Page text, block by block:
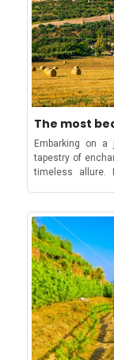
The most
visiting
Embarking on a journey through the heart of Italy unveils a tapestry of enchanting villages, each with its unique charm and timeless allure. In the picturesque region of Umbria, where medieval streets wind through rolling hills and historic architecture stand as a testament to centuries past, the quest for the most beautiful villages becomes a captivating odyssey. Below, we have found the hidden gems, the quaint corners, and the cultural treasures that define the most enchanting villages to visit in Umbria! 1. AssisiAn idyllic view of the hilltop village of Assisi East of Perugia lies the hilltop town of Assisi, the birthplace of Saint Francis, the patron saint of animals and the environment. Its must-see Basilica di San Francesco, constructed between 1228 and 1253, is a significant Christian pilgrimage site. Assisi also has the well-preserved Roman Temple of Minerva from the 1st century for those who’d like to venture into ancient times! Not only that, this UNESCO World Heritage site with stunning medieval architecture, narrow streets, and panoramic views is also quite the charmer for nature lovers with the nearby Mount Subasio Regional Park serving as a beautiful retreat. 2. PerugiaThe beautiful Piazza IV Novembre of Perugia The regional capital, Perugia, with its historical sites, medieval alleys, and vibrant cultural scene lures into a rich history dating back to Etruscan times. Explore impressive Renaissance architecture in its piazzas, discover intriguing medieval lanes, and uncover Etruscan ruins beneath the cathedral. July brings the vibrant Jazz Festival, filling the streets with music, meanwhile, the Perugina chocolate factory, producer of delicious Baci chocolates, is a year-round favourite of tourists. Ideally, you should allow at least three days to fully enjoy the city! 3. Orvieto The iconic duomo of Orvieto on a crisp, sunny day Known for its impressive Duomo (Cathedral) and well-preserved medieval centre, Orvieto sits atop a volcanic cliff and offers breathtaking views of the surrounding countryside. Book a tour of Orvieto Underground to discover the fascinating history of kilometres of tunnels beneath the city. Alternatively, visit the impressive cathedral, marvel at the Pozzo della Cava, a 36-meter-deep Etruscan well, and descend the 248 steps of the Pozzo di San Patrizio, a 54-meter-deep well. Easily accessible by train from Rome in one hour or by car with ample parking, Orvieto can be explored in a day, but two days allow for a more relaxed experience. Also, don't miss a fantastic pizza at Piazza del Popolo. 4. Spello An atmospheric alley of Spello to spend your afternoon A charming hilltop town